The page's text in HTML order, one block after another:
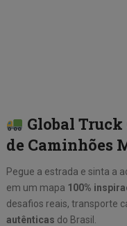
Global
de Caminhões
Pegue a estrada e sinta a
em um mapa 100%
desafios reais, transporte
autênticas do Brasil.